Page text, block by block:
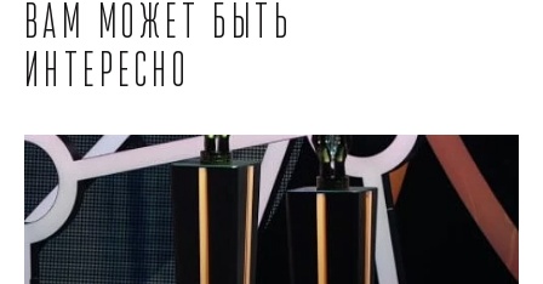
Вам может быть
интересно